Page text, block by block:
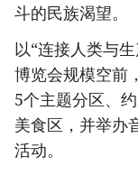
斗的民族渴望。
以“连接人类与
博览会规模空前
5个主题分区、
美食区，并举办
活动。